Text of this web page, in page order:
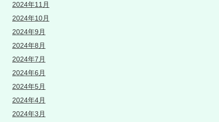
2024年11月
2024年10月
2024年9月
2024年8月
2024年7月
2024年6月
2024年5月
2024年4月
2024年3月